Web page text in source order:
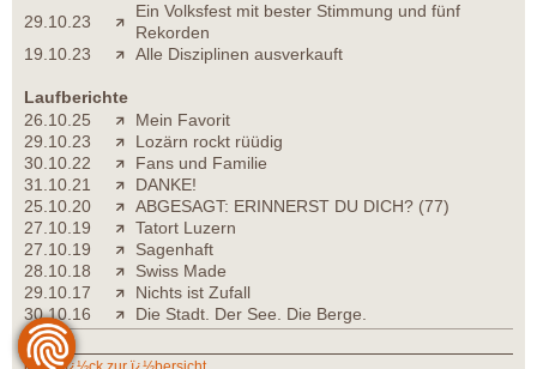
29.10.23
Ein Volksfest mit bester Stimmung und fünf
Rekorden
19.10.23
Alle Disziplinen ausverkauft
Laufberichte
26.10.25
Mein Favorit
29.10.23
Lozärn rockt rüüdig
30.10.22
Fans und Familie
31.10.21
DANKE!
25.10.20
ABGESAGT: ERINNERST DU DICH? (77)
27.10.19
Tatort Luzern
27.10.19
Sagenhaft
28.10.18
Swiss Made
29.10.17
Nichts ist Zufall
30.10.16
Die Stadt. Der See. Die Berge.